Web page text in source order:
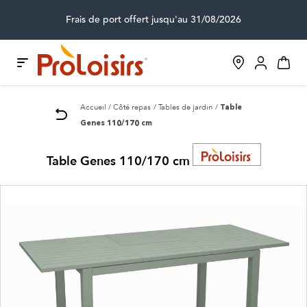
Frais de port offert jusqu'au 31/08/2026
Accueil Côté repas Tables de jardin Table
Genes 110/170 cm
Table Genes 110/170 cm